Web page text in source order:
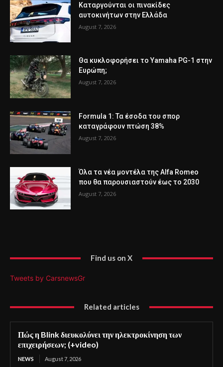
Καταργούνται οι πινακίδες
αυτοκινήτων στην Ελλάδα
August 7, 2026
Θα κυκλοφορήσει το Yamaha PG-1 στην
Ευρώπη;
August 7, 2026
Formula 1: Τα έσοδα του σπορ
καταγράφουν πτώση 38%
August 7, 2026
Όλα τα νέα μοντέλα της Alfa Romeo
που θα παρουσιαστούν έως το 2030
August 7, 2026
Find us on X
Tweets by CarsnewsGr
Related articles
Πώς η Blink διευκολύνει την ηλεκτροκίνηση των
επιχειρήσεων; (+video)
NEWS August 7, 2026